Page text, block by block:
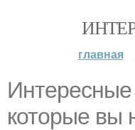
главная
которые вы